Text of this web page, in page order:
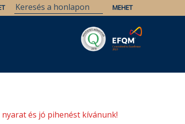
és jó pihenést kívánunk!